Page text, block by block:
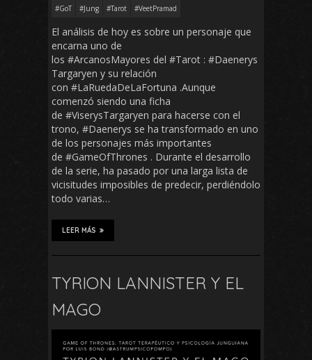
#GoT #Jung #Tarot #VeetPramad
El análisis de hoy es sobre un personaje que
encarna uno de
los #ArcanosMayores del #Tarot : #Daenerys
Targaryen y su relación
con #LaRuedaDeLaFortuna .Aunque
comenzó siendo una ficha
de #ViserysTargaryen para hacerse con el
trono, #Daenerys se ha transformado en uno
de los personajes más importantes
de #GameOfThrones . Durante el desarrollo
de la serie, ha pasado por una larga lista de
vicisitudes imposibles de predecir, perdiéndolo
todo varias…
LEER MÁS
TYRION LANNISTER Y EL
MAGO